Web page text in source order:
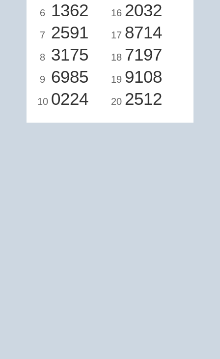
6 1362
7 2591
8 3175
9 6985
10 0224
16 2032
17 8714
18 7197
19 9108
20 2512